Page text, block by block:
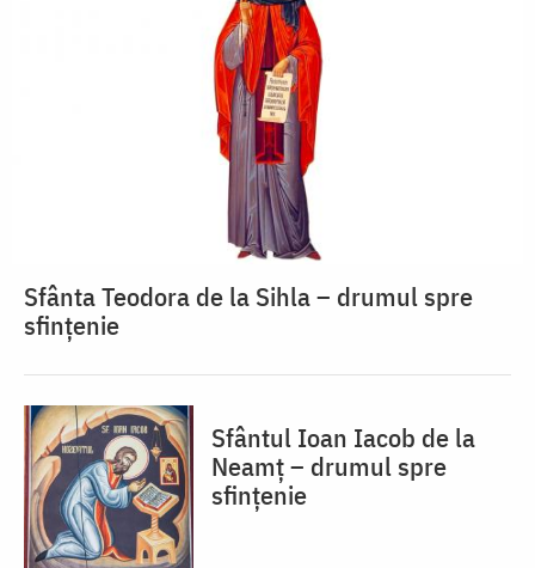
Sfânta Teodora de la Sihla – drumul spre
sfințenie
Sfântul Ioan Iacob de la
Neamț – drumul spre
sfințenie